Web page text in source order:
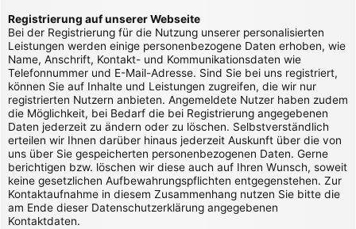
Registrierung auf unserer Webseite
Bei der Registrierung für die Nutzung unserer personalisierten
Leistungen werden einige personenbezogene Daten erhoben, wie
Name, Anschrift, Kontakt- und Kommunikationsdaten wie
Telefonnummer und E-Mail-Adresse. Sind Sie bei uns registriert,
können Sie auf Inhalte und Leistungen zugreifen, die wir nur
registrierten Nutzern anbieten. Angemeldete Nutzer haben zudem
die Möglichkeit, bei Bedarf die bei Registrierung angegebenen
Daten jederzeit zu ändern oder zu löschen. Selbstverständlich
erteilen wir Ihnen darüber hinaus jederzeit Auskunft über die von
uns über Sie gespeicherten personenbezogenen Daten. Gerne
berichtigen bzw. löschen wir diese auch auf Ihren Wunsch, soweit
keine gesetzlichen Aufbewahrungspflichten entgegenstehen. Zur
Kontaktaufnahme in diesem Zusammenhang nutzen Sie bitte die
am Ende dieser Datenschutzerklärung angegebenen
Kontaktdaten.